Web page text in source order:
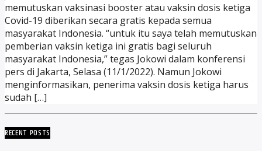
memutuskan vaksinasi booster atau vaksin dosis ketiga
Covid-19 diberikan secara gratis kepada semua
masyarakat Indonesia. “untuk itu saya telah memutuskan
pemberian vaksin ketiga ini gratis bagi seluruh
masyarakat Indonesia,” tegas Jokowi dalam konferensi
pers di Jakarta, Selasa (11/1/2022). Namun Jokowi
menginformasikan, penerima vaksin dosis ketiga harus
sudah […]
RECENT POSTS